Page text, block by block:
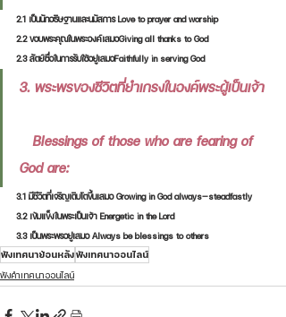
2.1 เป็นนักอธิษฐานและนมัสการ Love to prayer and worship
2.2 ขอบพระคุณในพระองค์เสมอGiving all thanks to God
2.3 สัตย์ซื่อในการรับใช้อยู่เสมอFaithfully in serving God
3. พระพรของชีวิตที่ยำเกรงในองค์พระผู้เป็นเจ้า
God are:
3.1 มีชีวิตที่เจริญเติบโตขึ้นเสมอ Growing in God always—steadfastly
3.2 เข้มแข็งในพระเป็นเจ้า Energetic in the Lord
3.3 เป็นพระพรอยู่เสมอ Always be blessings to others
ฟังเทศนาย้อนหลังฟังเทศนาออนไลน์
ฟังคำเทศนาออนไลน์